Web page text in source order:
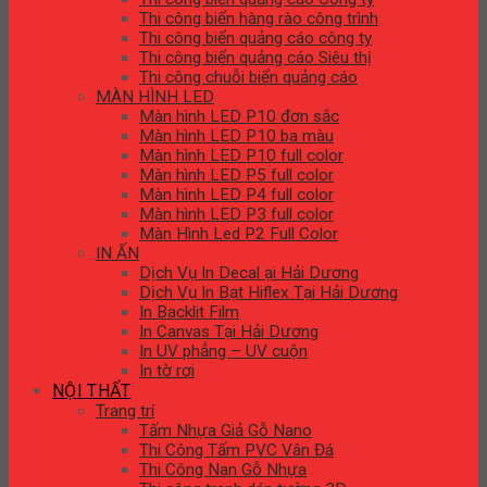
Thi công biển hàng rào công trình
Thi công biển quảng cáo công ty
Thi công biển quảng cáo Siêu thị
Thi công chuỗi biển quảng cáo
MÀN HÌNH LED
Màn hình LED P10 đơn sắc
Màn hình LED P10 ba màu
Màn hình LED P10 full color
Màn hình LED P5 full color
Màn hình LED P4 full color
Màn hình LED P3 full color
Màn Hình Led P2 Full Color
IN ẤN
Dịch Vụ In Decal ại Hải Dương
Dịch Vụ In Bạt Hiflex Tại Hải Dương
In Backlit Film
In Canvas Tại Hải Dương
In UV phẳng – UV cuộn
In tờ rơi
NỘI THẤT
Trang trí
Tấm Nhựa Giả Gỗ Nano
Thi Công Tấm PVC Vân Đá
Thi Công Nan Gỗ Nhựa